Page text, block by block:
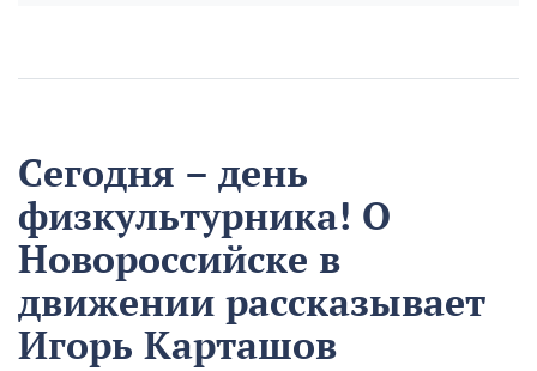
Сегодня – день
физкультурника! О
Новороссийске в
движении рассказывает
Игорь Карташов